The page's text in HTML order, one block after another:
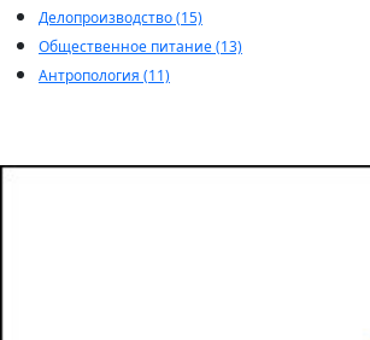
Делопроизводство (15)
Общественное питание (13)
Антропология (11)